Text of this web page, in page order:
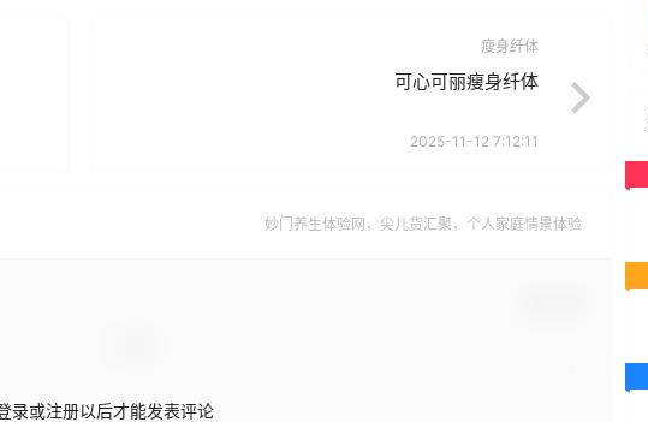
瘦身纤体
可心可丽瘦身纤体
2025-11-12 7:12:11
妙门养生体验网，尖儿货汇聚，个人家庭情景体验
录或注册以后才能发表评论